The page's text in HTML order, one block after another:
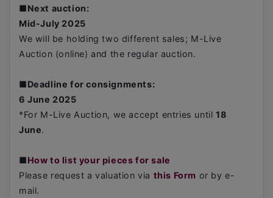
■Next auction:
Mid-July 2025
We will be holding two different sales; M-Live
Auction (online) and the regular auction.
■Deadline for consignments:
6 June 2025
*For M-Live Auction, we accept entries until 18
June.
■How to list your pieces for sale
Please request a valuation via this Form or by e-
mail.